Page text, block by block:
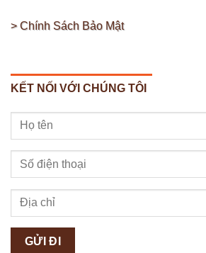
> Chính Sách Bảo Mật
KẾT NỐI VỚI CHÚNG TÔI